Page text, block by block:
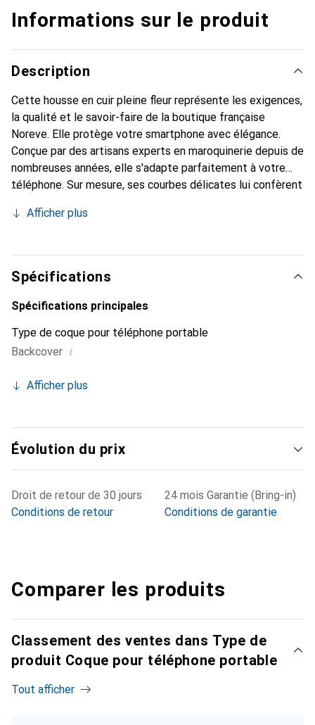
Informations sur le produit
Description
Cette housse en cuir pleine fleur représente les exigences,
la qualité et le savoir-faire de la boutique française
Noreve. Elle protège votre smartphone avec élégance.
Conçue par des artisans experts en maroquinerie depuis de
nombreuses années, elle s'adapte parfaitement à votre
téléphone. Sur mesure, ses courbes délicates lui confèrent
et indispensable pour votre smartphone. La marque
de haute qualité et constitue un choix sûr pour une
clientèle exigeante.
Afficher plus
Spécifications
Spécifications principales
Type de coque pour téléphone portable
Backcover i
Afficher plus
Évolution du prix
Droit de retour de 30 jours
Conditions de retour
24 mois Garantie (Bring-in)
Conditions de garantie
Comparer les produits
Classement des ventes dans Type de
produit Coque pour téléphone portable
Tout afficher